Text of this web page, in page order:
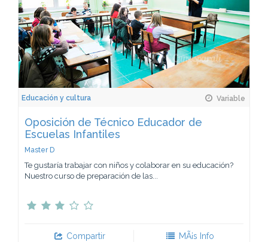
Educación y cultura Variable
Oposición de Técnico Educador de
Escuelas Infantiles
Master D
Te gustaría trabajar con niños y colaborar en su educación?
Nuestro curso de preparación de las...
Compartir MÃ¡s Info